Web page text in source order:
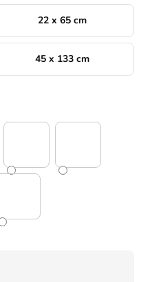
22 x 65 cm
45 x 133 cm